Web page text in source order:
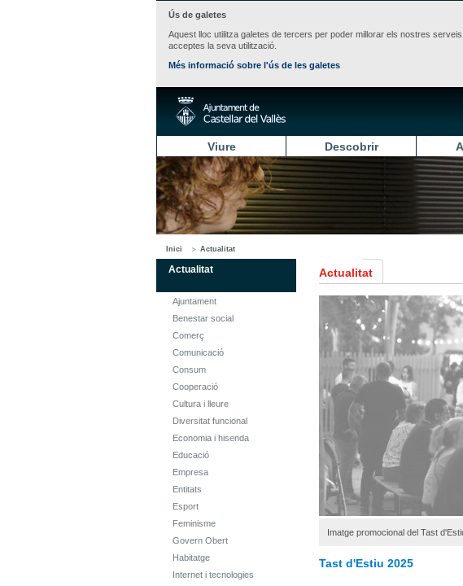
Ús de galetes
Aquest lloc utilitza galetes de tercers per poder millorar els nostres
acceptes la seva utilització.
Més informació sobre l'ús de les galetes
Viure Descobrir
Inici Actualitat
Actualitat
Ajuntament
Benestar social
Comerç
Comunicació
Consum
Cooperació
Cultura i lleure
Diversitat funcional
Economia i hisenda
Educació
Empresa
Entitats
Esport
Feminisme
Govern Obert
Habitatge
Internet i tecnologies
Actualitat
Imatge promocional del Tast
Tast d'Estiu 2025